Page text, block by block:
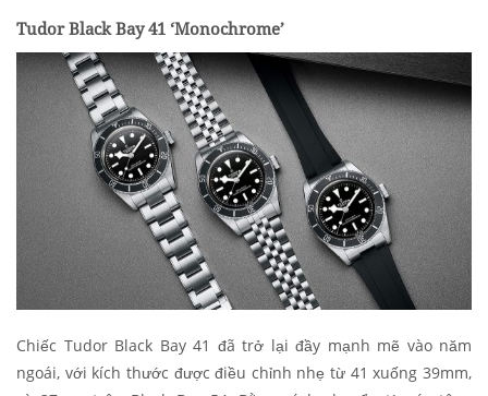
Tudor Black Bay 41 ‘Monochrome’
Chiếc Tudor Black Bay 41 đã trở lại đầy mạnh mẽ vào năm
ngoái, với kích thước được điều chỉnh nhẹ từ 41 xuống 39mm,